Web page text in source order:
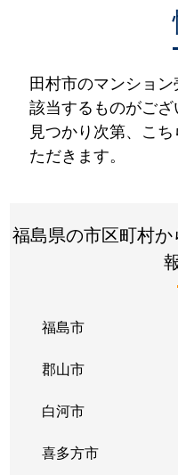
田村市のマンショ
該当するものがご
見つかり次第、こ
ただきます。
福島県の市区町村
福島市
郡山市
白河市
喜多方市